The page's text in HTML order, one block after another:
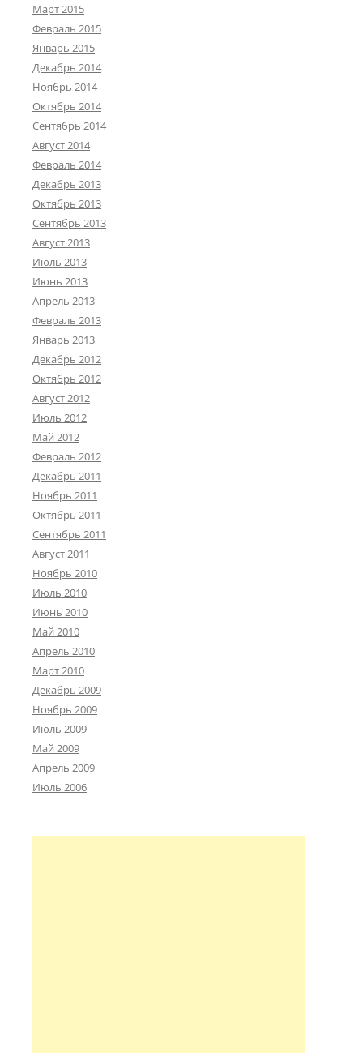
Март 2015
Февраль 2015
Январь 2015
Декабрь 2014
Ноябрь 2014
Октябрь 2014
Сентябрь 2014
Август 2014
Февраль 2014
Декабрь 2013
Октябрь 2013
Сентябрь 2013
Август 2013
Июль 2013
Июнь 2013
Апрель 2013
Февраль 2013
Январь 2013
Декабрь 2012
Октябрь 2012
Август 2012
Июль 2012
Май 2012
Февраль 2012
Декабрь 2011
Ноябрь 2011
Октябрь 2011
Сентябрь 2011
Август 2011
Ноябрь 2010
Июль 2010
Июнь 2010
Май 2010
Апрель 2010
Март 2010
Декабрь 2009
Ноябрь 2009
Июль 2009
Май 2009
Апрель 2009
Июль 2006